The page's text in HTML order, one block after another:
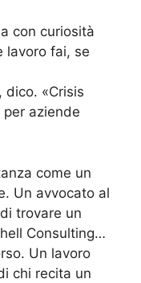
con curiosità
lavoro fai, se
dico. «Crisis
aziende
come un
Un avvocato al
trovare un
Consulting…
Un lavoro
chi recita un